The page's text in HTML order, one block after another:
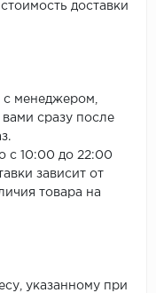
Wonderful Vinyl
доставки
с менеджером,
сразу после
с 10:00 до 22:00
зависит от
товара на
указанному при